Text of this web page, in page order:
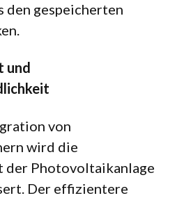
den gespeicherten
und
von
wird die
der Photovoltaikanlage
Der effizientere